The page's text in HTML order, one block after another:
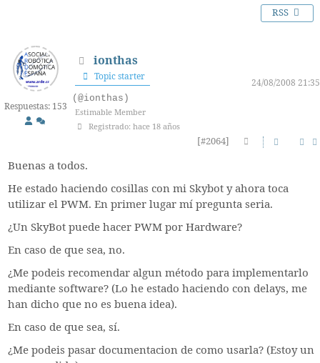
RSS
Respuestas: 153
ionthas
Topic starter
24/08/2008 21:35
(@ionthas)
Estimable Member
Registrado: hace 18 años
[#2064]
Buenas a todos.
He estado haciendo cosillas con mi Skybot y ahora toca
utilizar el PWM. En primer lugar mí pregunta seria.
¿Un SkyBot puede hacer PWM por Hardware?
En caso de que sea, no.
¿Me podeis recomendar algun método para implementarlo
mediante software? (Lo he estado haciendo con delays, me
han dicho que no es buena idea).
En caso de que sea, sí.
¿Me podeis pasar documentacion de como usarla? (Estoy un